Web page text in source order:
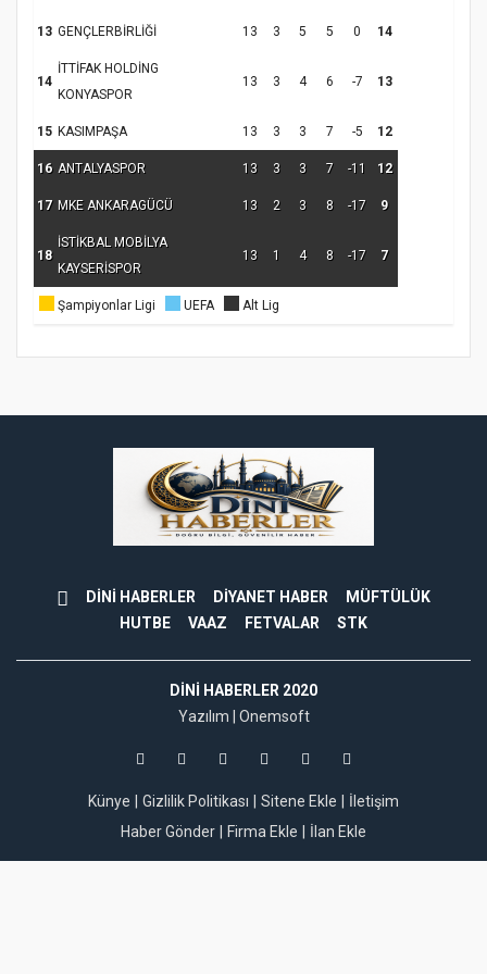
13 GENÇLERBİRLİĞİ 13 3 5 5 0 14
14
İTTİFAK HOLDİNG
KONYASPOR
13 3 4 6 -7 13
15 KASIMPAŞA 13 3 3 7 -5 12
16 ANTALYASPOR 13 3 3 7 -11 12
17 MKE ANKARAGÜCÜ 13 2 3 8 -17 9
18
İSTİKBAL MOBİLYA
KAYSERİSPOR
13 1 4 8 -17 7
Şampiyonlar Ligi UEFA Alt Lig
DİNİ HABERLER DİYANET HABER
MÜFTÜLÜK
HUTBE
VAAZ FETVALAR STK
DINI HABERLER 2020
Yazılım | Onemsoft
Künye Gizlilik Politikası Sitene Ekle
İletişim
Haber Gönder
Firma Ekle İlan Ekle